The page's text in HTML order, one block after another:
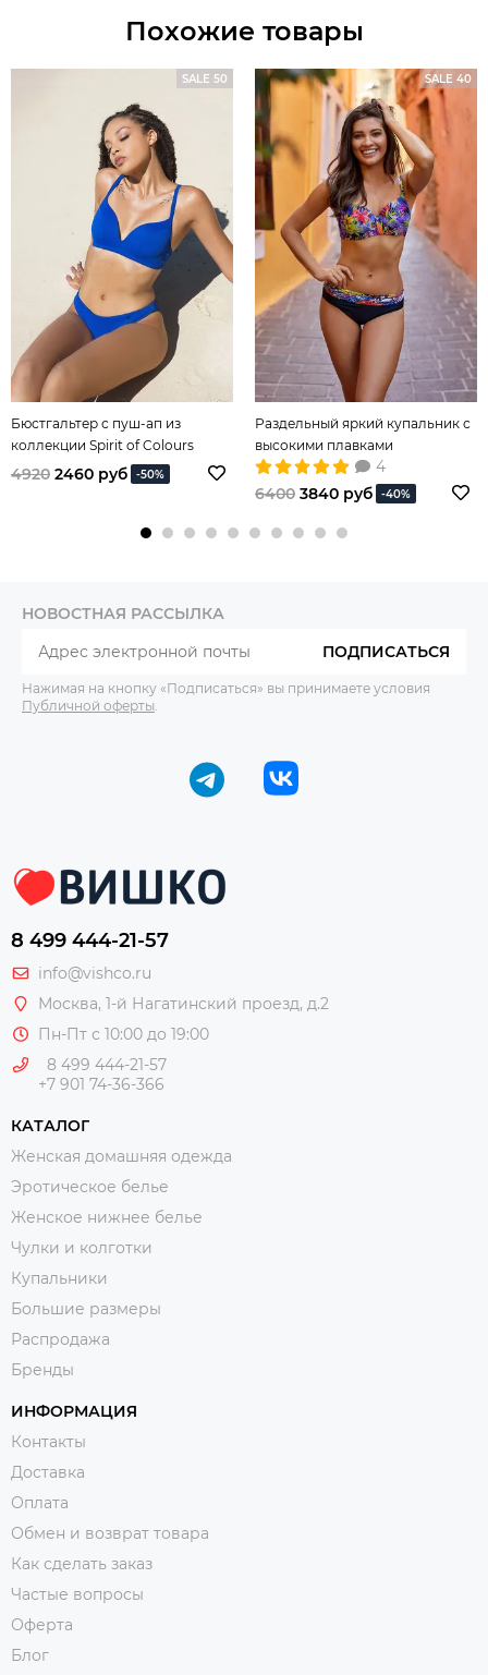
Похожие товары
SALE 50
Бюстгальтер с пуш-ап из
коллекции Spirit of Colours
4920 2460 руб -50%
SALE 40
Раздельный яркий купальник с
высокими плавками
4
6400 3840 руб -40%
НОВОСТНАЯ РАССЫЛКА
ПОДПИСАТЬСЯ
Нажимая на кнопку «Подписаться» вы принимаете условия
Публичной оферты
8 499 444-21-57
info@vishco.ru
Москва, 1-й Нагатинский проезд, д.2
Пн-Пт с 10:00 до 19:00
8 499 444-21-57
+7 901 74-36-366
КАТАЛОГ
Женская домашняя одежда
Эротическое белье
Женское нижнее белье
Чулки и колготки
Купальники
Большие размеры
Распродажа
Бренды
ИНФОРМАЦИЯ
Контакты
Доставка
Оплата
Обмен и возврат товара
Как сделать заказ
Частые вопросы
Оферта
Блог